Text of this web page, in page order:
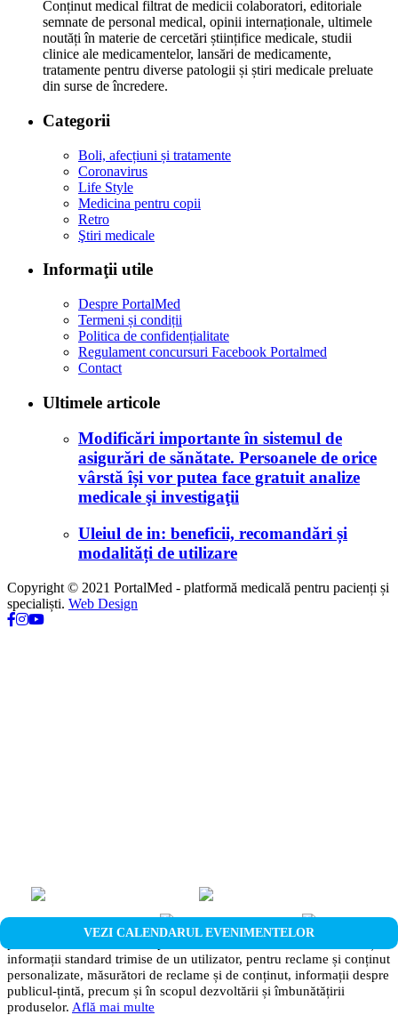
VEZI CALENDARUL EVENIMENTELOR
Conținut medical filtrat de medicii colaboratori, editoriale
semnate de personal medical, opinii internaționale, ultimele
noutăți în materie de cercetări științifice medicale, studii
clinice ale medicamentelor, lansări de medicamente,
tratamente pentru diverse patologii și știri medicale preluate
din surse de încredere.
Categorii
Boli, afecțiuni și tratamente
Coronavirus
Life Style
Medicina pentru copii
Retro
Ştiri medicale
Informaţii utile
Despre PortalMed
Termeni și condiții
Politica de confidențialitate
Regulament concursuri Facebook Portalmed
Contact
Ultimele articole
Modificări importante în sistemul de
asigurări de sănătate. Persoanele de orice
vârstă își vor putea face gratuit analize
medicale şi investigaţii
Uleiul de in: beneficii, recomandări și
modalități de utilizare
Copyright © 2021 PortalMed - platformă medicală pentru pacienți și
specialiști. Web Design
Noi și partenerii noștri stocăm și/sau accesăm fisiere de tip cookie, și
informații standard trimise de un utilizator, pentru reclame și conținut
personalizate, măsurători de reclame și de conținut, informații despre
publicul-țintă, precum și în scopul dezvoltării și îmbunătățirii
produselor. Află mai multe